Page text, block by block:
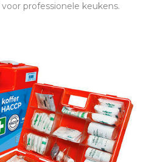
professionele keukens.